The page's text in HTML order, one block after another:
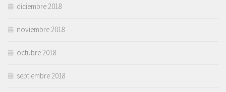
diciembre 2018
noviembre 2018
octubre 2018
septiembre 2018